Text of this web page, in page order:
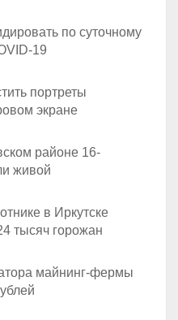
по суточному
19
портреты
экране
районе 16-
живой
в Иркутске
тысяч горожан
майнинг-фермы